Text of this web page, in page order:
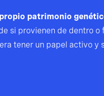
patrimonio
si provienen de dentro
tener un papel activo